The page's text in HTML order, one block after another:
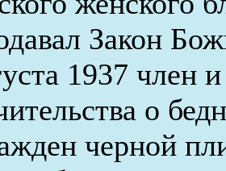
Закон
1937 член
о
черной